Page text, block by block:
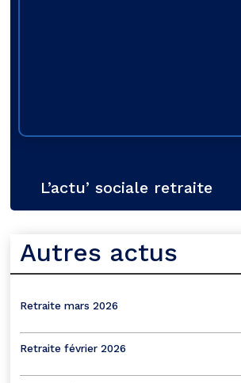
L’actu’ sociale retraite
Autres actus
Retraite mars 2026
Retraite février 2026